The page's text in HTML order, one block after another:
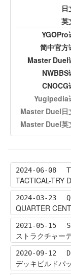
日
英
YGOPro
简中官方
Master Duel
NWBBS
CNOCG
Yugipedia
Master Duel日
Master Duel英
2024-06-08
TACTICAL-TRY
2024-03-23
QUARTER
2021-05-15
ストラクチャー
2020-09-12
デッキビルドパ